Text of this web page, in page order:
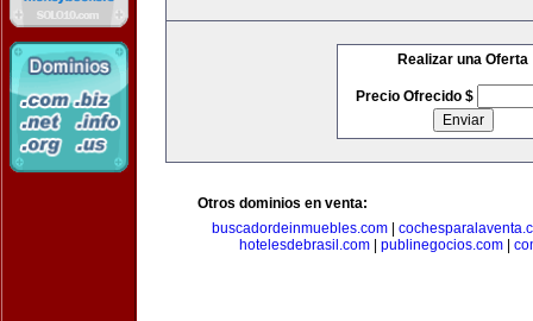
Realizar una Oferta
Precio Ofrecido $
Otros dominios en venta:
buscadordeinmuebles.com
hotelesdebrasil.com
publinegocios.com